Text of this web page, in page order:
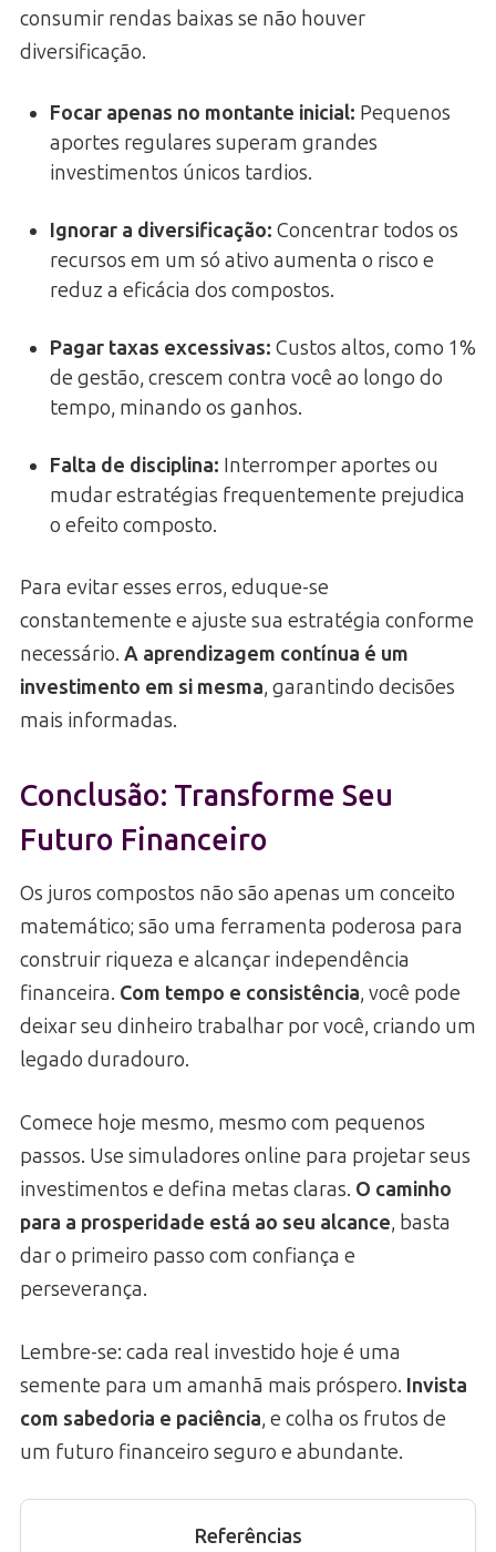
consumir rendas baixas se não houver
diversificação.
Focar apenas no montante inicial: Pequenos
aportes regulares superam grandes
investimentos únicos tardios.
Ignorar a diversificação: Concentrar todos os
recursos em um só ativo aumenta o risco e
reduz a eficácia dos compostos.
Pagar taxas excessivas: Custos altos, como 1%
de gestão, crescem contra você ao longo do
tempo, minando os ganhos.
Falta de disciplina: Interromper aportes ou
mudar estratégias frequentemente prejudica
o efeito composto.
Para evitar esses erros, eduque-se
constantemente e ajuste sua estratégia conforme
necessário. A aprendizagem contínua é um
investimento em si mesma, garantindo decisões
mais informadas.
Conclusão: Transforme Seu
Futuro Financeiro
Os juros compostos não são apenas um conceito
matemático; são uma ferramenta poderosa para
construir riqueza e alcançar independência
financeira. Com tempo e consistência, você pode
deixar seu dinheiro trabalhar por você, criando um
legado duradouro.
Comece hoje mesmo, mesmo com pequenos
passos. Use simuladores online para projetar seus
investimentos e defina metas claras. O caminho
para a prosperidade está ao seu alcance, basta
dar o primeiro passo com confiança e
perseverança.
Lembre-se: cada real investido hoje é uma
semente para um amanhã mais próspero. Invista
com sabedoria e paciência, e colha os frutos de
um futuro financeiro seguro e abundante.
Referências